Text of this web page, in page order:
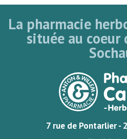
La pharmacie
située au
7 rue de Pontarlier -